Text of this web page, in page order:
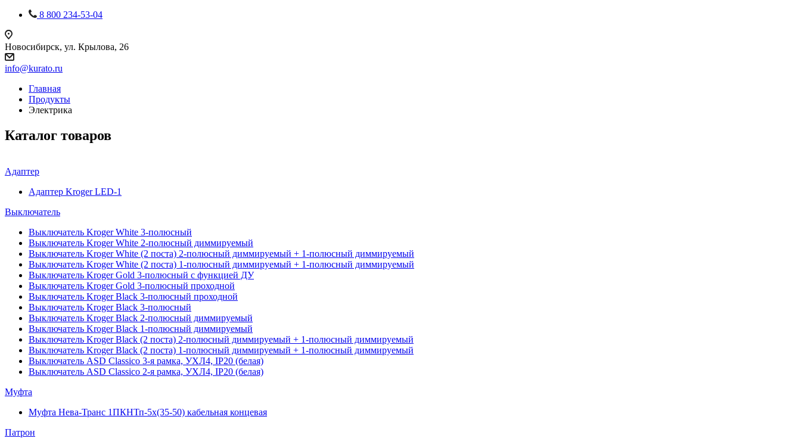
8 800 234-53-04
Новосибирск, ул. Крылова, 26
info@kurato.ru
Главная
Продукты
Электрика
Каталог товаров
Адаптер
Адаптер Kroger LED-1
Выключатель
Выключатель Kroger White 3-полюсный
Выключатель Kroger White 2-полюсный диммируемый
Выключатель Kroger White (2 поста) 2-полюсный диммируемый + 1-полюсный диммируемый
Выключатель Kroger White (2 поста) 1-полюсный диммируемый + 1-полюсный диммируемый
Выключатель Kroger Gold 3-полюсный с функцией ДУ
Выключатель Kroger Gold 3-полюсный проходной
Выключатель Kroger Black 3-полюсный проходной
Выключатель Kroger Black 3-полюсный
Выключатель Kroger Black 2-полюсный диммируемый
Выключатель Kroger Black 1-полюсный диммируемый
Выключатель Kroger Black (2 поста) 2-полюсный диммируемый + 1-полюсный диммируемый
Выключатель Kroger Black (2 поста) 1-полюсный диммируемый + 1-полюсный диммируемый
Выключатель ASD Classico 3-я рамка, УХЛ4, IP20 (белая)
Выключатель ASD Classico 2-я рамка, УХЛ4, IP20 (белая)
Муфта
Муфта Нева-Транс 1ПКНТп-5х(35-50) кабельная концевая
Патрон